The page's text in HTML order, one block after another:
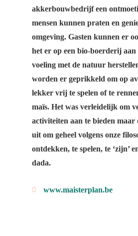
akkerbouwbedrijf een
mensen kunnen praten en
omgeving. Gasten kunnen er
het er op een bio-boerderij aan
voeling met de natuur
worden er geprikkeld om op
lekker vrij te spelen of te
maïs. Het was verleidelijk om
activiteiten aan te bieden maar
uit om geheel volgens onze
ontdekken, te spelen, te ‘zijn’
dada.
www.maisterplan.be